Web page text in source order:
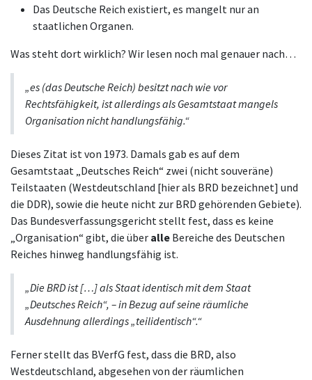
Das Deutsche Reich existiert, es mangelt nur an
staatlichen Organen.
Was steht dort wirklich? Wir lesen noch mal genauer nach…
„es (das Deutsche Reich) besitzt nach wie vor
Rechtsfähigkeit, ist allerdings als Gesamtstaat mangels
Organisation nicht handlungsfähig.“
Dieses Zitat ist von 1973. Damals gab es auf dem
Gesamtstaat „Deutsches Reich“ zwei (nicht souveräne)
Teilstaaten (Westdeutschland [hier als BRD bezeichnet] und
die DDR), sowie die heute nicht zur BRD gehörenden Gebiete).
Das Bundesverfassungsgericht stellt fest, dass es keine
„Organisation“ gibt, die über alle Bereiche des Deutschen
Reiches hinweg handlungsfähig ist.
„Die BRD ist […] als Staat identisch mit dem Staat
„Deutsches Reich“, – in Bezug auf seine räumliche
Ausdehnung allerdings „teilidentisch“.“
Ferner stellt das BVerfG fest, dass die BRD, also
Westdeutschland, abgesehen von der räumlichen